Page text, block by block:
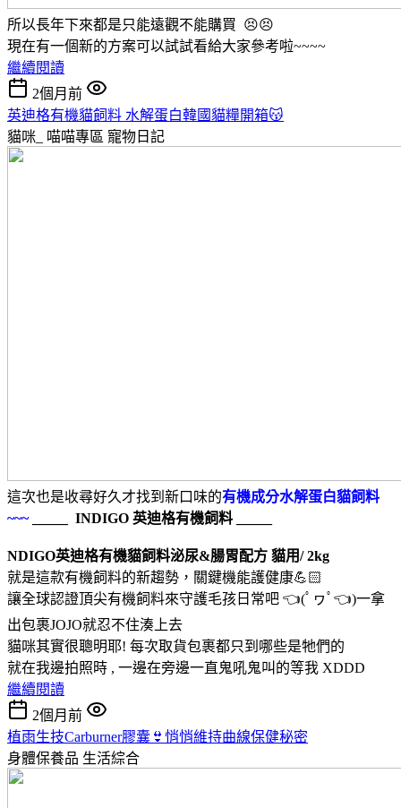
所以長年下來都是只能遠觀不能購買 😣😣
現在有一個新的方案可以試試看給大家參考啦~~~~
繼續閱讀
2個月前
英迪格有機貓飼料 水解蛋白韓國貓糧開箱😽
貓咪_ 喵喵專區 寵物日記
這次也是收尋好久才找到新口味的有機成分水解蛋白貓飼料
~~~_____ INDIGO 英迪格有機飼料 _____
NDIGO英迪格有機貓飼料泌尿&腸胃配方 貓用/ 2kg
就是這款有機飼料的新趨勢，關鍵機能護健康💪🏻
讓全球認證頂尖有機飼料來守護毛孩日常吧 👈(ﾟヮﾟ👈)一拿
出包裹JOJO就忍不住湊上去
貓咪其實很聰明耶! 每次取貨包裹都只到哪些是牠們的
就在我邊拍照時 , 一邊在旁邊一直鬼吼鬼叫的等我 XDDD
繼續閱讀
2個月前
植雨生技Carburner膠囊👙悄悄維持曲線保健秘密
身體保養品 生活綜合